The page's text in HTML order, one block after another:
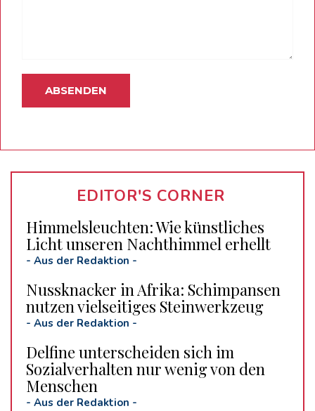
EDITOR'S CORNER
Himmelsleuchten: Wie künstliches
Licht unseren Nachthimmel erhellt
- Aus der Redaktion -
Nussknacker in Afrika: Schimpansen
nutzen vielseitiges Steinwerkzeug
- Aus der Redaktion -
Delfine unterscheiden sich im
Sozialverhalten nur wenig von den
Menschen
- Aus der Redaktion -